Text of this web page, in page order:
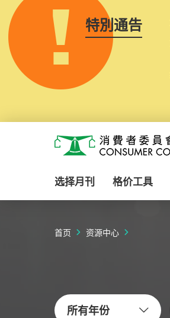
特別通告
消费者委员会
选择月刊 格价工具
首页 资源中心
所有年份